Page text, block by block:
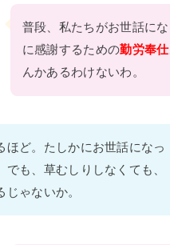
普段、私たちがお世話に
に感謝するための勤労奉仕
んかあるわけないわ。
ほど。たしかにお世話になっ
でも、草むしりしなくても、
じゃないか。